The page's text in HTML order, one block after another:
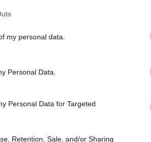
my personal data.
Personal Data.
Personal Data for Targeted
Retention, Sale, and/or Sharing
αναμένεται να
υπό την αίρεση
αρχές.
το μανίκι, μέσω της
της τοπικής
μερίδια. Η